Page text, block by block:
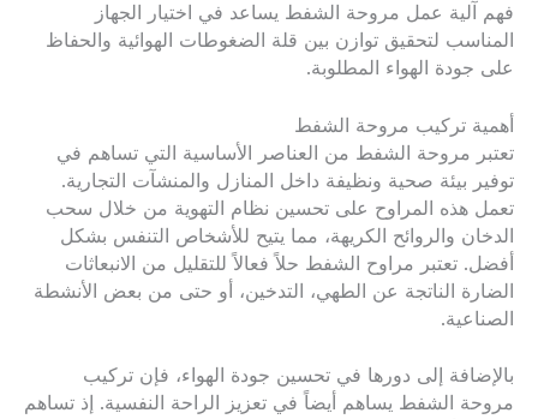
فهم آلية عمل مروحة الشفط يساعد في اختيار الجهاز
المناسب لتحقيق توازن بين قلة الضغوطات الهوائية والحفاظ
على جودة الهواء المطلوبة.
أهمية تركيب مروحة الشفط
تعتبر مروحة الشفط من العناصر الأساسية التي تساهم في
توفير بيئة صحية ونظيفة داخل المنازل والمنشآت التجارية.
تعمل هذه المراوح على تحسين نظام التهوية من خلال سحب
الدخان والروائح الكريهة، مما يتيح للأشخاص التنفس بشكل
أفضل. تعتبر مراوح الشفط حلاً فعالاً للتقليل من الانبعاثات
الضارة الناتجة عن الطهي، التدخين، أو حتى من بعض الأنشطة
الصناعية.
بالإضافة إلى دورها في تحسين جودة الهواء، فإن تركيب
مروحة الشفط يساهم أيضاً في تعزيز الراحة النفسية. إذ تساهم